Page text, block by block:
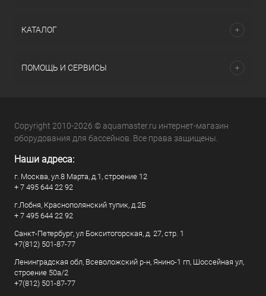
КАТАЛОГ
ПОМОЩЬ И СЕРВИСЫ
Copyright 2010-2026 © aquamaster.ru интернет-магазин
оборудования для бассейнов. Все права защищены.
Наши адреса:
г. Москва, ул.8 Марта, д.1, строение 12
+ 7 495 644 22 92
г.Лобня, Краснополянский тупик, д.2Б
+ 7 495 644 22 92
Санкт-Петербург, ул Бокситогорская, д. 27, стр. 1
+7(812) 501-87-77
Ленинградская обл, Всеволожский р-н, Янино-1 гп, Шоссейная ул,
строение 50а/2
+7(812) 501-87-77